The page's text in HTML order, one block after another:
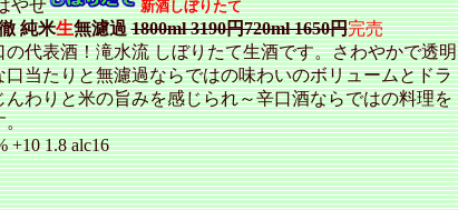
やせ 新酒しぼりたて
純米生無濾過1800ml 3190円720ml 1650円完売
代表酒！滝水流 しぼりたて生酒です。さわやかで透明
当たりと無濾過ならではの味わいのボリュームとドラ
わりと米の旨みを感じられ～辛口酒ならではの料理を
。
1.8 alc16